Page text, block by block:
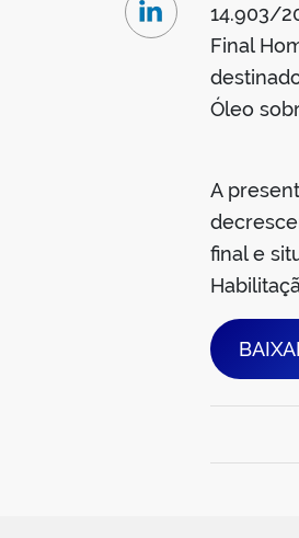
14.903/
Final
Óleo
A
final e
Linkedin